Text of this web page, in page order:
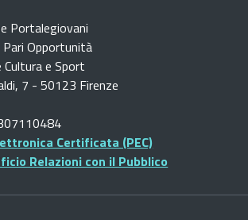
Portalegiovani
Pari Opportunità
Cultura e Sport
7 - 50123 Firenze
Certificata (PEC)
Relazioni con il Pubblico